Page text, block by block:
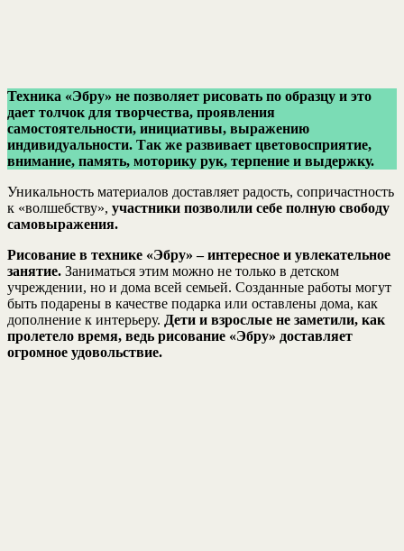
Техника «Эбру» не позволяет рисовать по образцу и это
дает толчок для творчества, проявления
самостоятельности, инициативы, выражению
индивидуальности. Так же развивает цветовосприятие,
внимание, память, моторику рук, терпение и выдержку.
Уникальность материалов доставляет радость, сопричастность
к «волшебству», участники позволили себе полную свободу
самовыражения.
Рисование в технике «Эбру» – интересное и увлекательное
занятие. Заниматься этим можно не только в детском
учреждении, но и дома всей семьей. Созданные работы могут
быть подарены в качестве подарка или оставлены дома, как
дополнение к интерьеру. Дети и взрослые не заметили, как
пролетело время, ведь рисование «Эбру» доставляет
огромное удовольствие.